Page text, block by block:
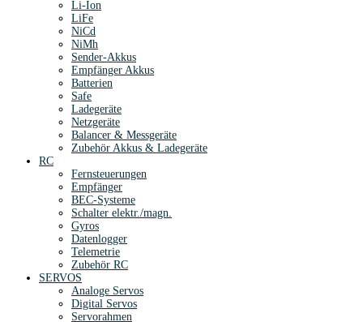
Li-Ion
LiFe
NiCd
NiMh
Sender-Akkus
Empfänger Akkus
Batterien
Safe
Ladegeräte
Netzgeräte
Balancer & Messgeräte
Zubehör Akkus & Ladegeräte
RC
Fernsteuerungen
Empfänger
BEC-Systeme
Schalter elektr./magn.
Gyros
Datenlogger
Telemetrie
Zubehör RC
SERVOS
Analoge Servos
Digital Servos
Servorahmen